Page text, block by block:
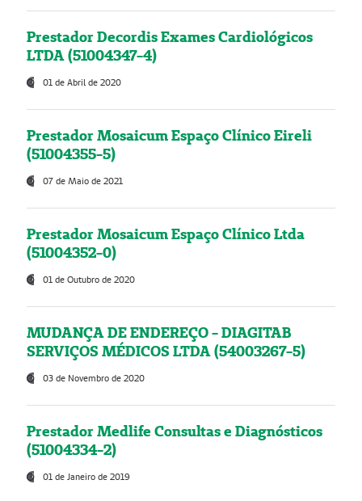
Prestador Decordis Exames Cardiológicos
LTDA (51004347-4)
01 de Abril de 2020
Prestador Mosaicum Espaço Clínico Eireli
(51004355-5)
07 de Maio de 2021
Prestador Mosaicum Espaço Clínico Ltda
(51004352-0)
01 de Outubro de 2020
MUDANÇA DE ENDEREÇO - DIAGITAB
SERVIÇOS MÉDICOS LTDA (54003267-5)
03 de Novembro de 2020
Prestador Medlife Consultas e Diagnósticos
(51004334-2)
01 de Janeiro de 2019